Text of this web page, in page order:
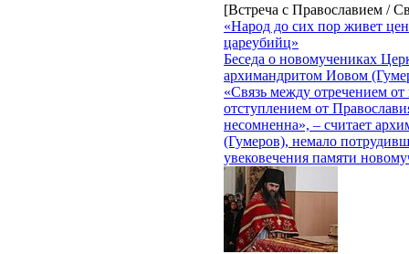
[Встреча с Православием /
«Народ до сих пор живет
цареубийц»
Беседа о новомучениках
архимандритом Иовом
«Связь между отречением от
отступлением от
несомненна», – считает
(Гумеров), немало
увековечения памяти